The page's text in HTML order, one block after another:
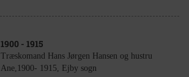
1900 - 1915
Træskomand Hans Jørgen Hansen og hustru
Ane,1900- 1915, Ejby sogn